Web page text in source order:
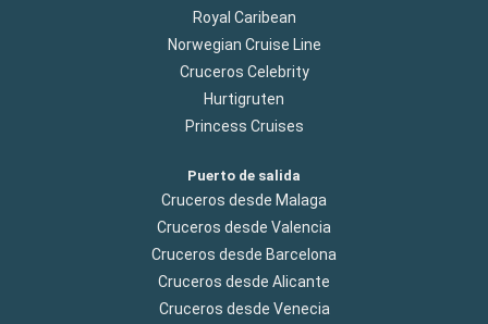
Royal Caribean
Norwegian Cruise Line
Cruceros Celebrity
Hurtigruten
Princess Cruises
Puerto de salida
Cruceros desde Malaga
Cruceros desde Valencia
Cruceros desde Barcelona
Cruceros desde Alicante
Cruceros desde Venecia